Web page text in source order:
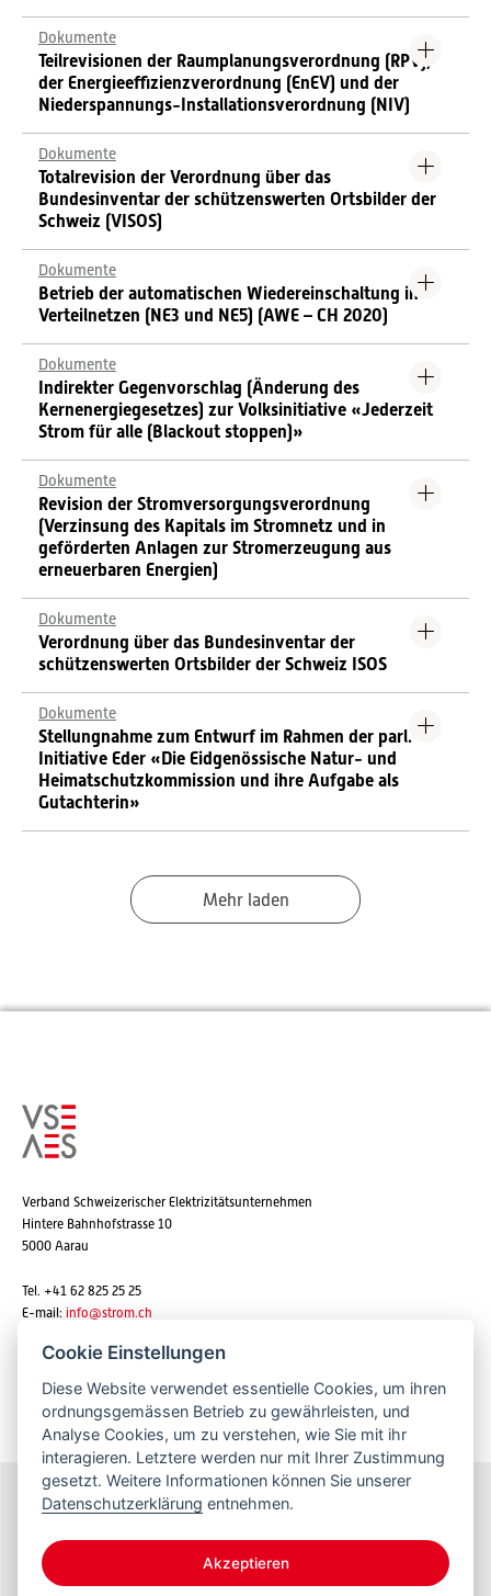
Dokumente
Teilrevisionen der Raumplanungsverordnung (RPV),
der Energieeffizienzverordnung (EnEV) und der
Niederspannungs-Installationsverordnung (NIV)
Dokumente
Totalrevision der Verordnung über das
Bundesinventar der schützenswerten Ortsbilder der
Schweiz (VISOS)
Dokumente
Betrieb der automatischen Wiedereinschaltung in
Verteilnetzen (NE3 und NE5) (AWE – CH 2020)
Dokumente
Indirekter Gegenvorschlag (Änderung des
Kernenergiegesetzes) zur Volksinitiative «Jederzeit
Strom für alle (Blackout stoppen)»
Dokumente
Revision der Stromversorgungsverordnung
(Verzinsung des Kapitals im Stromnetz und in
geförderten Anlagen zur Stromerzeugung aus
erneuerbaren Energien)
Dokumente
Verordnung über das Bundesinventar der
schützenswerten Ortsbilder der Schweiz ISOS
Dokumente
Stellungnahme zum Entwurf im Rahmen der parl.
Initiative Eder «Die Eidgenössische Natur- und
Heimatschutzkommission und ihre Aufgabe als
Gutachterin»
Mehr laden
Verband Schweizerischer Elektrizitätsunternehmen
Hintere Bahnhofstrasse 10
5000 Aarau
Tel. +41 62 825 25 25
E-mail: info@strom.ch
Newsletter abonnieren
Bleiben Sie informiert
Cookie Einstellungen
Diese Website verwendet essentielle Cookies, um ihren
ordnungsgemässen Betrieb zu gewährleisten, und
Analyse Cookies, um zu verstehen, wie Sie mit ihr
interagieren. Letztere werden nur mit Ihrer Zustimmung
gesetzt. Weitere Informationen können Sie unserer
Datenschutzerklärung entnehmen.
Akzeptieren